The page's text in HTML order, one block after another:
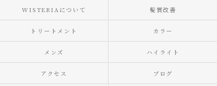
WISTERIAについて 髪質改善
トリートメント カラー
メンズ ハイライト
アクセス ブログ